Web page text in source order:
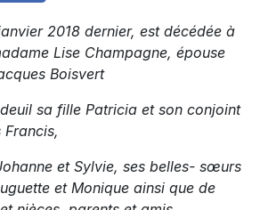
2018 dernier, est décédée à
Lise Champagne, épouse
Boisvert
sa fille Patricia et son conjoint
et Sylvie, ses belles- sœurs
et Monique ainsi que de